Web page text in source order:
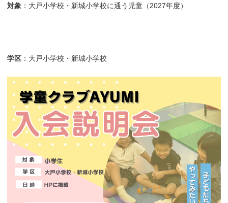
対象 ：大戸小学校・新城小学校に通う児童（2027年度）
学区：大戸小学校・新城小学校